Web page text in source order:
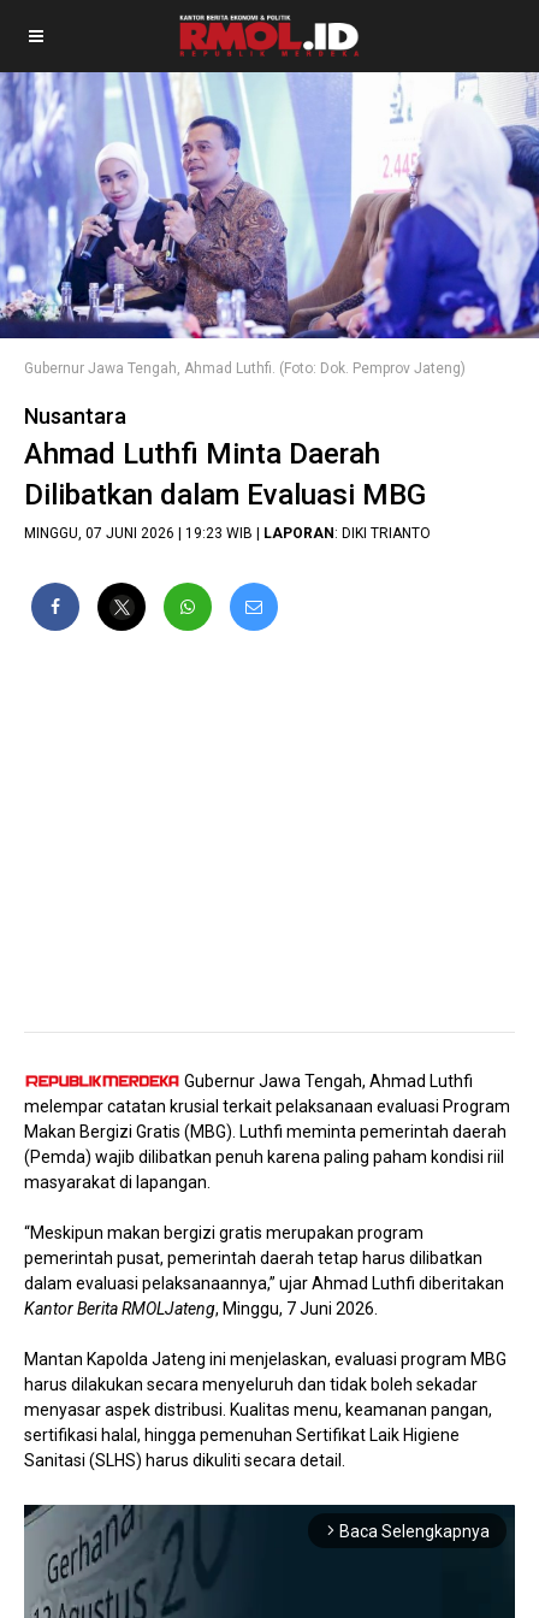
Gubernur Jawa Tengah, Ahmad Luthfi. (Foto: Dok. Pemprov Jateng)
Nusantara
Ahmad Luthfi Minta Daerah
Dilibatkan dalam Evaluasi MBG
MINGGU, 07 JUNI 2026 | 19:23 WIB | LAPORAN: DIKI TRIANTO
Gubernur Jawa Tengah, Ahmad Luthfi
melempar catatan krusial terkait pelaksanaan evaluasi Program
Makan Bergizi Gratis (MBG). Luthfi meminta pemerintah daerah
(Pemda) wajib dilibatkan penuh karena paling paham kondisi riil
masyarakat di lapangan.
“Meskipun makan bergizi gratis merupakan program
pemerintah pusat, pemerintah daerah tetap harus dilibatkan
dalam evaluasi pelaksanaannya,” ujar Ahmad Luthfi diberitakan
Kantor Berita RMOLJateng, Minggu, 7 Juni 2026.
Mantan Kapolda Jateng ini menjelaskan, evaluasi program MBG
harus dilakukan secara menyeluruh dan tidak boleh sekadar
menyasar aspek distribusi. Kualitas menu, keamanan pangan,
sertifikasi halal, hingga pemenuhan Sertifikat Laik Higiene
Sanitasi (SLHS) harus dikuliti secara detail.
arrow_forward_ios Baca Selengkapnya